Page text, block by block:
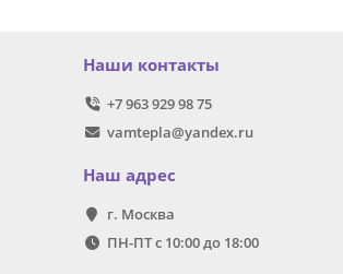
Наши контакты
+7 963 929 98 75
vamtepla@yandex.ru
Наш адрес
г. Москва
ПН-ПТ с 10:00 до 18:00